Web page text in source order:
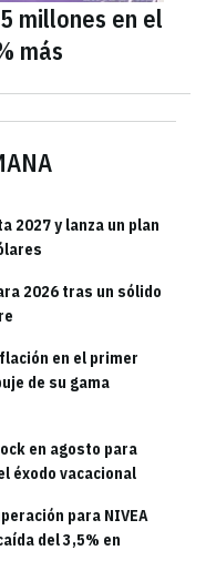
2027 y lanza un plan
2026 tras un sólido
en el primer
de su gama
en agosto para
éxodo vacacional
para NIVEA
del 3,5% en
millones en el
más